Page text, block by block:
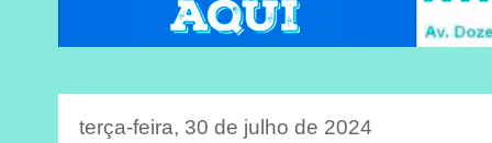
terça-feira, 30 de julho de 2024